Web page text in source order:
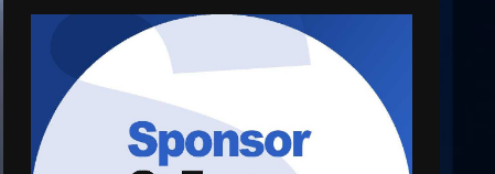
5 6 Agosto 2026 08:00
Cura dei beni comuni e
cittadinanza attiva: online
l’avviso per la gestione
condivisa della Villetta di
Laureto